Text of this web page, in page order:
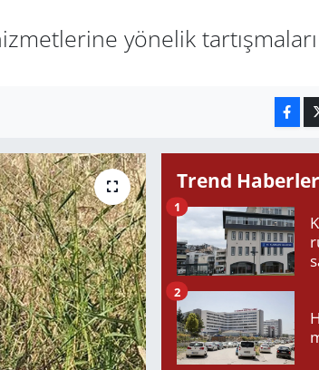
yönelik
Trend Haberler
1
2